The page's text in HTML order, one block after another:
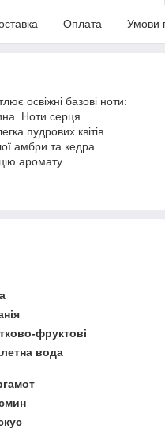
Оплата Умови
освіжні базові ноти:
Ноти серця
пудрових квітів.
амбри та кедра
аромату.
фруктові
вода